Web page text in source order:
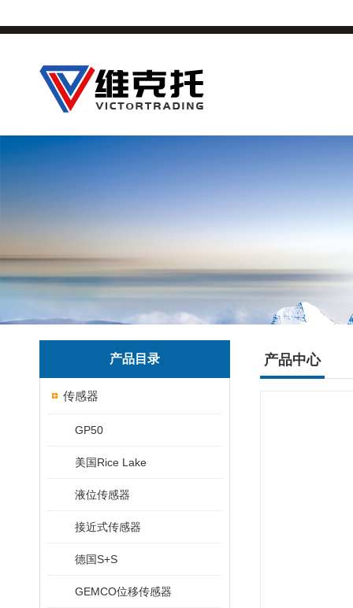
产品目录
传感器
GP50
美国Rice Lake
液位传感器
接近式传感器
德国S+S
GEMCO位移传感器
产品中心